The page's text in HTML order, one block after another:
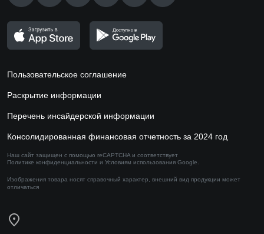
Пользовательское соглашение
Раскрытие информации
Перечень инсайдерской информации
Консолидированная финансовая отчетность за 2024 год
Наш сайт защищен с помощью reCAPTCHA и соответствует
Политике конфиденциальности и Условиям использования Google.
Изображения товара носят справочный характер, внешний вид продукции может
отличаться